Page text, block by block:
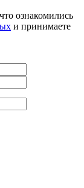
ознакомились
и принимаете